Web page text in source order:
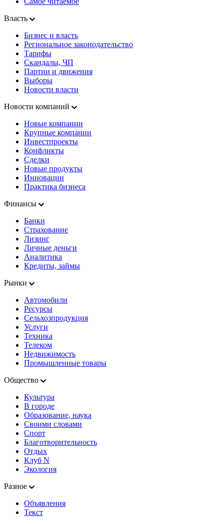
Власть
Бизнес и власть
Региональное законодательство
Тарифы
Скандалы, ЧП
Партии и движения
Выборы
Новости власти
Новости компаний
Новые компании
Крупные компании
Инвестпроекты
Конфликты
Сделки
Новые продукты
Инновации
Практика бизнеса
Финансы
Банки
Страхование
Лизинг
Личные деньги
Аналитика
Кредиты, займы
Рынки
Автомобили
Ресурсы
Сельхозпродукция
Услуги
Техника
Телеком
Недвижимость
Промышленные товары
Общество
Культура
В городе
Образование, наука
Своими словами
Спорт
Благотворительность
Отдых
Клуб N
Экология
Разное
Объявления
Текст